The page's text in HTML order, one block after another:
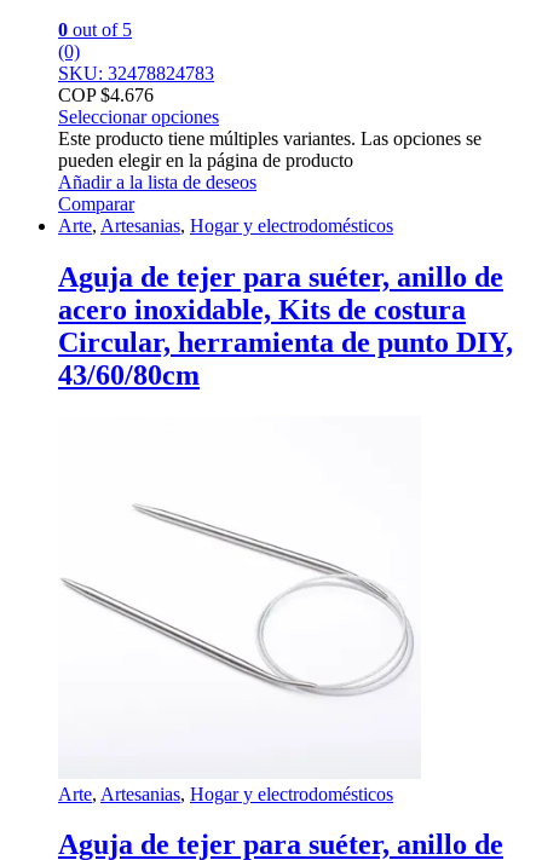
0 out of 5
(0)
SKU: 32478824783
COP $4.676
Seleccionar opciones
Este producto tiene múltiples variantes. Las opciones se
pueden elegir en la página de producto
Añadir a la lista de deseos
Comparar
Arte, Artesanias, Hogar y electrodomésticos
Aguja de tejer para suéter, anillo de
acero inoxidable, Kits de costura
Circular, herramienta de punto DIY,
43/60/80cm
Arte, Artesanias, Hogar y electrodomésticos
Aguja de tejer para suéter, anillo de